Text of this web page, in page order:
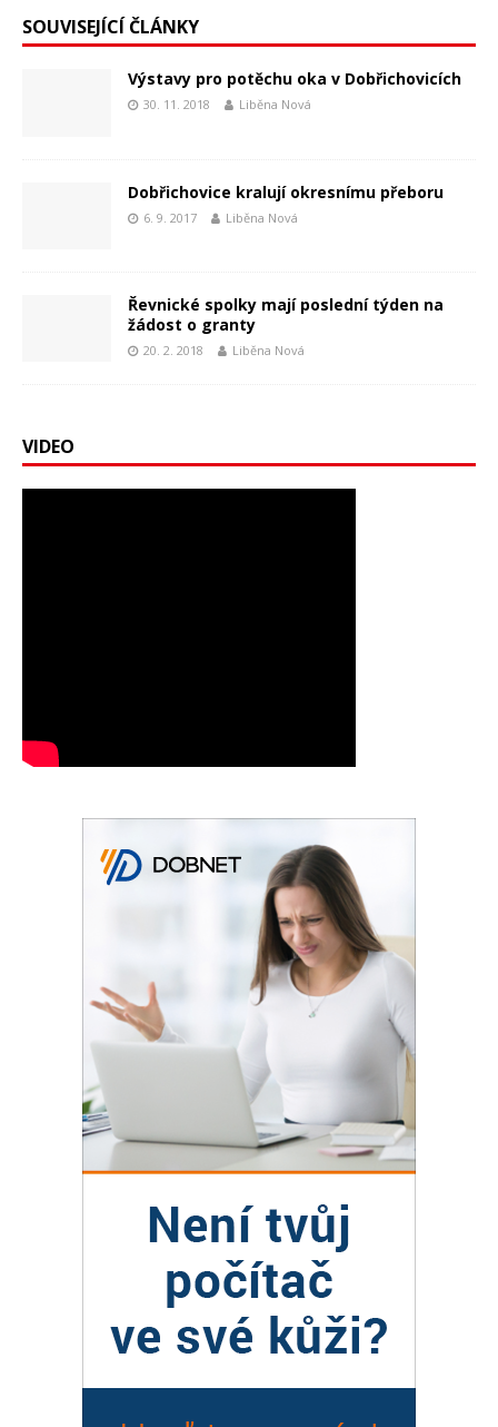
SOUVISEJÍCÍ ČLÁNKY
Výstavy pro potěchu oka v Dobřichovicích
30. 11. 2018 Liběna Nová
Dobřichovice kralují okresnímu přeboru
6. 9. 2017 Liběna Nová
Řevnické spolky mají poslední týden na
žádost o granty
20. 2. 2018 Liběna Nová
VIDEO